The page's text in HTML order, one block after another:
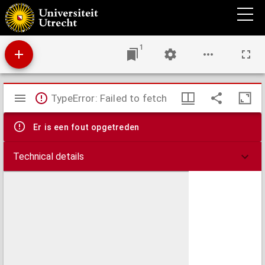
Missae et motetta III. IV. V. vocum cum instrum.
1
Mirador
viewer
TypeError: Failed to fetch
Er is een fout opgetreden
Technical details